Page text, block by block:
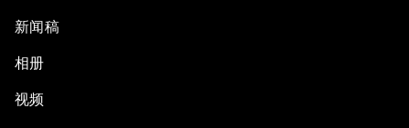
新闻稿
相册
视频